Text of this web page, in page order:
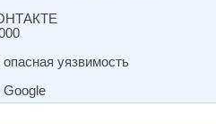
уязвимость
Google